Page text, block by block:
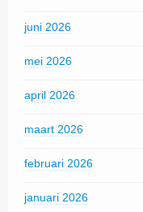
juni 2026
mei 2026
april 2026
maart 2026
februari 2026
januari 2026